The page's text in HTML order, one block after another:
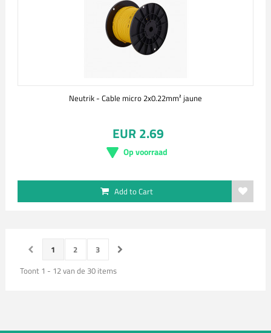
Neutrik - Cable micro 2x0.22mm² jaune
EUR 2.69
Op voorraad
Add to Cart
1 2
3
Toont 1 - 12 van de 30 items